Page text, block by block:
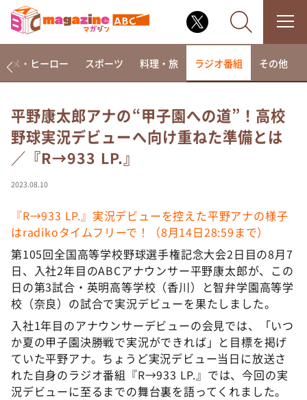
なるみ・岡村の過ぎるTV
相席食堂
これ余談なんですけど・・・
て真剣です
探偵！ナイトスクープ
news おかえり
河合＆A.B.C-Z塚田×福井アナ「なんでやねん！？」
（news おかえり）
DAIGOも台所 ～きょうの献立 何にする？～
本日はダイアンなり！シーズン２
朝だ！生です旅サラダ
教えて！ニュースライブ 正義のミカタ
メ・ヒーロー スポーツ 料理・旅 ラジオ番組 その他
平野康太郎アナの“甲子園への道”！高校
野球実況デビューへ向け重ねた準備とは
／『R→933 LP.』
2023.08.10
『R→933 LP.』実況デビューを控えた平野アナの様子
はradikoタイムフリーで！（8月14日28:59まで）
第105回全国高等学校野球選手権記念大会2日目の8月7
日、入社2年目のABCアナウンサー平野康太郎が、この
日の第3試合・英明高等学校（香川）と智弁学園高等学
校（奈良）の試合で実況デビューを果たしました。
入社1年目のアナウンサーデビューの会見では、「いつ
か夏の甲子園決勝戦で実況ができれば」と目標を掲げ
ていた平野アナ。ちょうど実況デビュー当日に放送さ
れた自身のラジオ番組『R→933 LP.』では、今回の実
況デビューに至るまでの舞台裏を語ってくれました。